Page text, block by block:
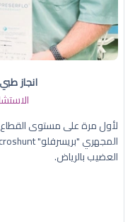
انجاز
لأول مرة على مستوى القطاع
العضيب بالرياض.